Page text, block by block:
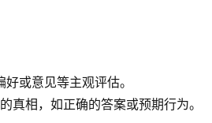
好或意见等主观评估。
真相，如正确的答案或预期行为。